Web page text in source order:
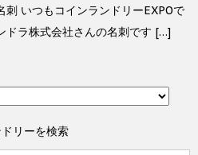
刺 いつもコインランドリーEXPOで
ドラ株式会社さんの名刺です […]
リーを検索